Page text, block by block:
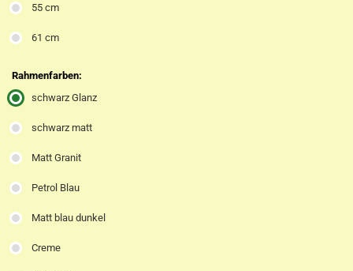
55 cm
61 cm
Rahmenfarben:
schwarz Glanz
schwarz matt
Matt Granit
Petrol Blau
Matt blau dunkel
Creme